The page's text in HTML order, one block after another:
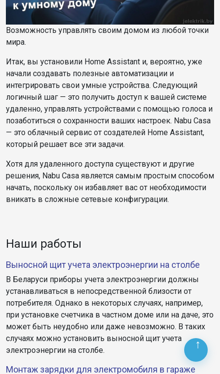
Возможность управлять своим домом из любой точки
мира.
Итак, вы установили Home Assistant и, вероятно, уже
начали создавать полезные автоматизации и
интегрировать свои умные устройства. Следующий
логичный шаг — это получить доступ к вашей системе
удаленно, управлять устройствами с помощью голоса и
позаботиться о сохранности ваших настроек. Nabu Casa
— это облачный сервис от создателей Home Assistant,
который решает все эти задачи.
Хотя для удаленного доступа существуют и другие
решения, Nabu Casa является самым простым способом
начать, поскольку он избавляет вас от необходимости
вникать в сложные сетевые конфигурации.
Наши работы
Выносной щит учета электроэнергии на столбе
В Беларуси приборы учета электроэнергии должны
устанавливаться в непосредственной близости от
потребителя. Однако в некоторых случаях, например,
при установке счетчика в частном доме или на даче, это
может быть неудобно или даже невозможно. В таких
случаях можно установить выносной щит учета
электроэнергии на столбе.
Монтаж зарядки для электромобиля в гараже